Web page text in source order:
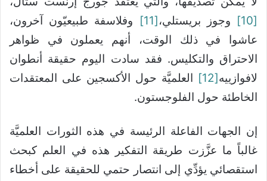
[10]
وجوز بريستلي،[11]
وفلاسفة طبيعيّون آخرون،
عاشوا في ذلك الوقت، أنهم يعملون في ظواهر
الاحتراق والتكليس. فقد سادت اليوم حقيقة أنطوان
لافوازييه[12]
العلميَّة حول الأكسجين على المعتقدات
الخاطئة حول الفلوجستون.
إن الجهات الفاعلة الرئيسة في هذه الثورات العلميَّة
غالباً ما عزَّزت طريقة التفكير هذه في العلم كبحث
استقصائي يؤدِّي إلى انتصار حتمي للحقيقة على أخطاء